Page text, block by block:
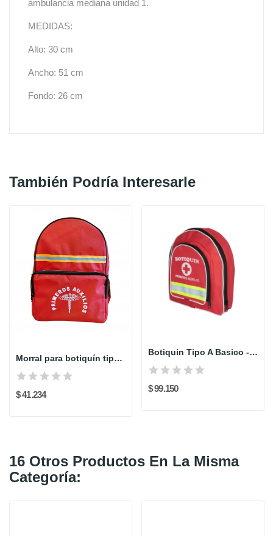
ambulancia mediana unidad 1.
MEDIDAS:
Alto: 30 cm
Ancho: 51 cm
Fondo: 26 cm
También Podría Interesarle
Morral para botiquín tipo A sin insumos
$ 41.234
Botiquin Tipo A Basico - Morral Brigadista con...
$ 99.150
16 Otros Productos En La Misma
Categoría: